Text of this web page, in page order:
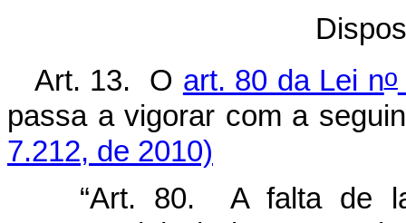
Art. 13. O art. 80 da Lei no
passa a vigorar com a
7.212, de 2010)
“Art. 80. A falta de